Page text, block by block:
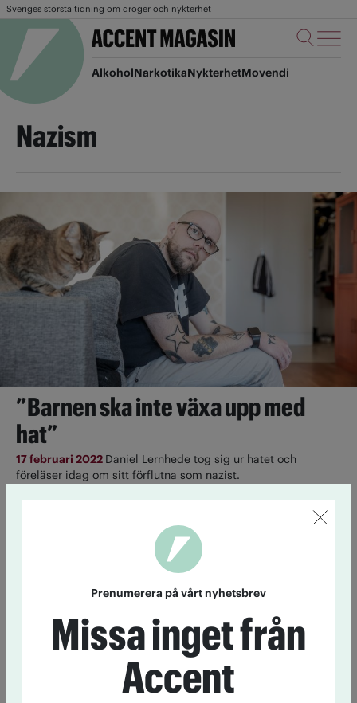
Sveriges största tidning om droger och nykterhet
AlkoholNarkotikaNykterhetMovendi
Nazism
”Barnen ska inte växa upp med
hat”
17 februari 2022 Daniel Lernhede tog sig ur hatet och
föreläser idag om sitt förflutna som nazist.
UNF: Alla till Göteborg!
UNF i Göteborg och Bohuslän ordnar med
nazismen på lördag.
Måste vi prata om rasism?
I Sverige pratar vi mer och mer om rasism och
Prenumerera på vårt nyhetsbrev
Missa inget från
Accent